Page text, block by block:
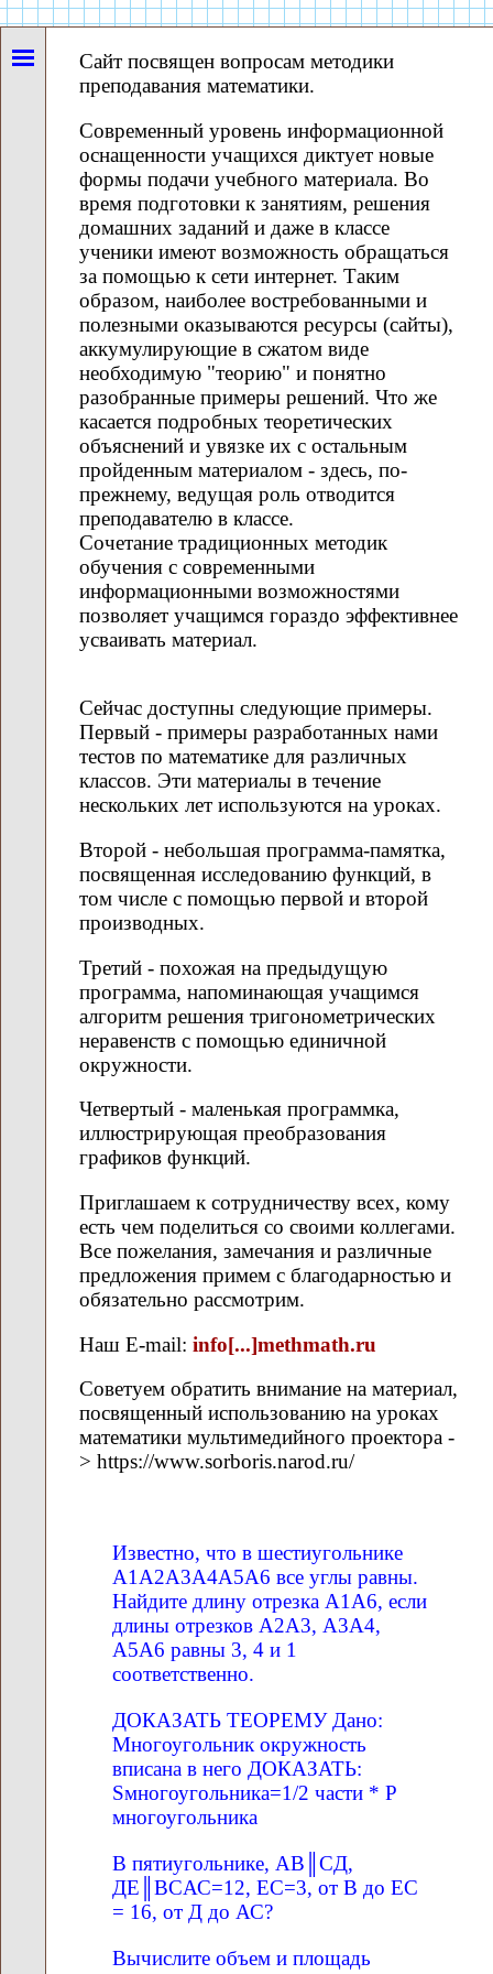
Сайт посвящен вопросам методики
преподавания математики.
Современный уровень информационной
оснащенности учащихся диктует новые
формы подачи учебного материала. Во
время подготовки к занятиям, решения
домашних заданий и даже в классе
ученики имеют возможность обращаться
за помощью к сети интернет. Таким
образом, наиболее востребованными и
полезными оказываются ресурсы (сайты),
аккумулирующие в сжатом виде
необходимую "теорию" и понятно
разобранные примеры решений. Что же
касается подробных теоретических
объяснений и увязке их с остальным
пройденным материалом - здесь, по-
прежнему, ведущая роль отводится
преподавателю в классе.
Сочетание традиционных методик
обучения с современными
информационными возможностями
позволяет учащимся гораздо эффективнее
усваивать материал.
Сейчас доступны следующие примеры.
Первый - примеры разработанных нами
тестов по математике для различных
классов. Эти материалы в течение
нескольких лет используются на уроках.
Второй - небольшая программа-памятка,
посвященная исследованию функций, в
том числе с помощью первой и второй
производных.
Третий - похожая на предыдущую
программа, напоминающая учащимся
алгоритм решения тригонометрических
неравенств с помощью единичной
окружности.
Четвертый - маленькая программка,
иллюстрирующая преобразования
графиков функций.
Приглашаем к сотрудничеству всех, кому
есть чем поделиться со своими коллегами.
Все пожелания, замечания и различные
предложения примем с благодарностью и
обязательно рассмотрим.
Наш E-mail: info[...]methmath.ru
Советуем обратить внимание на материал,
посвященный использованию на уроках
математики мультимедийного проектора -
> https://www.sorboris.narod.ru/
Известно, что в шестиугольнике
А1А2А3А4А5А6 все углы равны.
Найдите длину отрезка А1А6, если
длины отрезков А2А3, А3А4,
А5А6 равны 3, 4 и 1
соответственно.
ДОКАЗАТЬ ТЕОРЕМУ Дано:
Многоугольник окружность
вписана в него ДОКАЗАТЬ:
Sмногоугольника=1/2 части * P
многоугольника
В пятиугольнике, АВ║CД,
ДE║BCАС=12, ЕС=3, от В до ЕС
= 16, от Д до АС?
Вычислите объем и площадь